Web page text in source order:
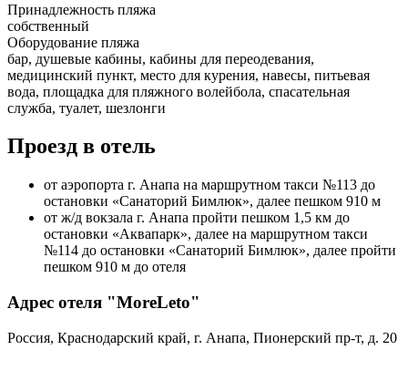
Принадлежность пляжа
собственный
Оборудование пляжа
бар, душевые кабины, кабины для переодевания,
медицинский пункт, место для курения, навесы, питьевая
вода, площадка для пляжного волейбола, спасательная
служба, туалет, шезлонги
Проезд в отель
от аэропорта г. Анапа на маршрутном такси №113 до
остановки «Санаторий Бимлюк», далее пешком 910 м
от ж/д вокзала г. Анапа пройти пешком 1,5 км до
остановки «Аквапарк», далее на маршрутном такси
№114 до остановки «Санаторий Бимлюк», далее пройти
пешком 910 м до отеля
Адрес отеля "MoreLeto"
Россия, Краснодарский край, г. Анапа, Пионерский пр-т, д. 20